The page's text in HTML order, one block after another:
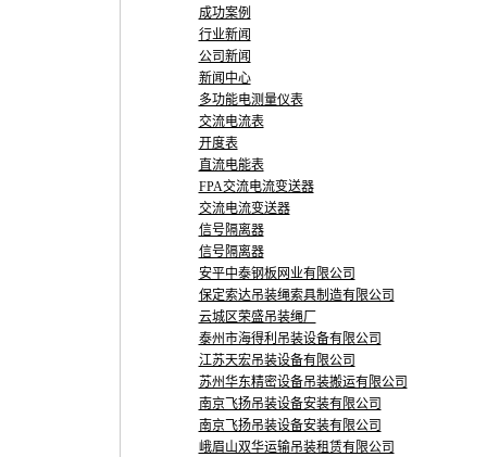
成功案例
行业新闻
公司新闻
新闻中心
多功能电测量仪表
交流电流表
开度表
直流电能表
FPA交流电流变送器
交流电流变送器
信号隔离器
信号隔离器
安平中泰钢板网业有限公司
保定索达吊装绳索具制造有限公司
云城区荣盛吊装绳厂
泰州市海得利吊装设备有限公司
江苏天宏吊装设备有限公司
苏州华东精密设备吊装搬运有限公司
南京飞扬吊装设备安装有限公司
南京飞扬吊装设备安装有限公司
峨眉山双华运输吊装租赁有限公司